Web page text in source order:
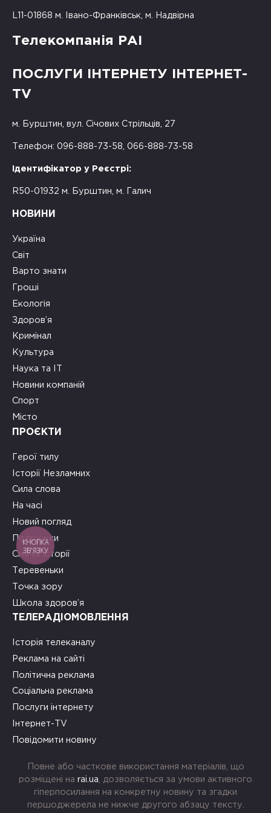
L11-01868 м. Івано-Франківськ, м. Надвірна
Телекомпанія РАІ
ПОСЛУГИ ІНТЕРНЕТУ ІНТЕРНЕТ-
TV
м. Бурштин, вул. Січових Стрільців, 27
Телефон: 096-888-73-58, 066-888-73-58
Ідентифікатор у Реєстрі:
R50-01932 м. Бурштин, м. Галич
НОВИНИ
Україна
Світ
Варто знати
Гроші
Екологія
Здоров’я
Кримінал
Культура
Наука та ІТ
Новини компаній
Спорт
Місто
ПРОЄКТИ
Герої тилу
Історії Незламних
Сила слова
На часі
Новий погляд
Подружки
Смачні історії
Теревеньки
Точка зору
Школа здоров’я
ТЕЛЕРАДІОМОВЛЕННЯ
Історія телеканалу
Реклама на сайті
Політична реклама
Соціальна реклама
Послуги інтернету
Інтернет-TV
Повідомити новину
Повне або часткове використання матеріалів, що
розміщені на rai.ua , дозволяється за умови активного
гіперпосилання на конкретну новину та згадки
першоджерела не нижче другого абзацу тексту.
КНОПКА
ЗВ'ЯЗКУ